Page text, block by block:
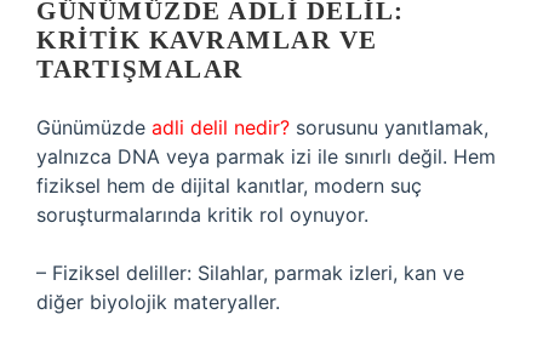
GÜNÜMÜZDE ADLI DELIL:
KRITIK KAVRAMLAR VE
TARTIŞMALAR
Günümüzde adli delil nedir? sorusunu yanıtlamak,
yalnızca DNA veya parmak izi ile sınırlı değil. Hem
fiziksel hem de dijital kanıtlar, modern suç
soruşturmalarında kritik rol oynuyor.
– Fiziksel deliller: Silahlar, parmak izleri, kan ve
diğer biyolojik materyaller.